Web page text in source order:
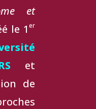
et
le 1er
et
de